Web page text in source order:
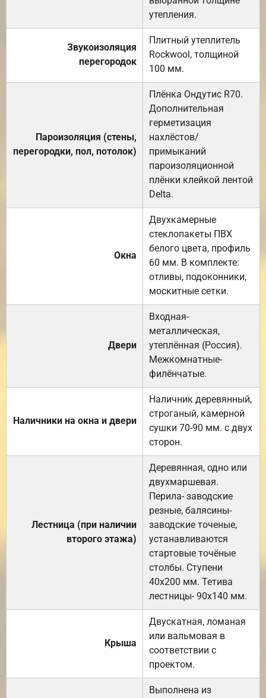
утепления.
Звукоизоляция
перегородок
Плитный утеплитель
Rockwool, толщиной
100 мм.
Пароизоляция (стены,
перегородки, пол, потолок)
Плёнка Ондутис R70.
Дополнительная
герметизация
нахлёстов/
примыканий
пароизоляционной
плёнки клейкой лентой
Delta.
Окна
Двухкамерные
стеклопакеты ПВХ
белого цвета, профиль
60 мм. В комплекте:
отливы, подоконники,
москитные сетки.
Двери
Входная-
металлическая,
утеплённая (Россия).
Межкомнатные-
филёнчатые.
Наличники на окна и двери
Наличник деревянный,
строганый, камерной
сушки 70-90 мм. с двух
сторон.
Лестница (при наличии
второго этажа)
Деревянная, одно или
двухмаршевая.
Перила- заводские
резные, балясины-
заводские точеные,
устанавливаются
стартовые точёные
столбы. Ступени
40х200 мм. Тетива
лестницы- 90х140 мм.
Крыша
Двускатная, ломаная
или вальмовая в
соответствии с
проектом.
Выполнена из